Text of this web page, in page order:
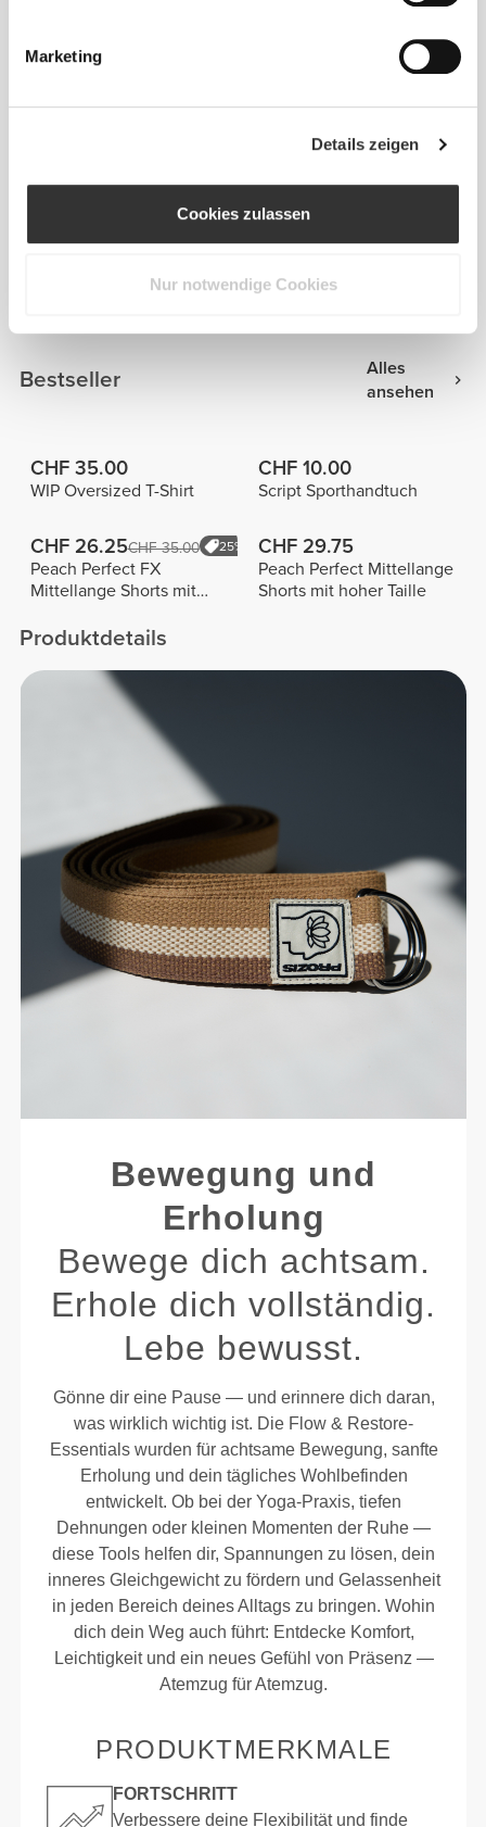
Marketing
Details zeigen
Cookies zulassen
Nur notwendige Cookies
Info und Pflegehinweise
5
Bestseller
Alles
ansehen
CHF 35.00
WIP Oversized T-Shirt
CHF 10.00
Script Sporthandtuch
CHF 26.25CHF 35.00 25%
Peach Perfect FX
Mittellange Shorts mit
CHF 29.75
Peach Perfect Mittellange
Shorts mit hoher Taille
Produktdetails
Bewegung und
Erholung
Bewege dich achtsam.
Erhole dich vollständig.
Lebe bewusst.
Gönne dir eine Pause — und erinnere dich daran,
was wirklich wichtig ist. Die Flow & Restore-
Essentials wurden für achtsame Bewegung, sanfte
Erholung und dein tägliches Wohlbefinden
entwickelt. Ob bei der Yoga-Praxis, tiefen
Dehnungen oder kleinen Momenten der Ruhe —
diese Tools helfen dir, Spannungen zu lösen, dein
inneres Gleichgewicht zu fördern und Gelassenheit
in jeden Bereich deines Alltags zu bringen. Wohin
dich dein Weg auch führt: Entdecke Komfort,
Leichtigkeit und ein neues Gefühl von Präsenz —
Atemzug für Atemzug.
PRODUKTMERKMALE
FORTSCHRITT
Verbessere deine Flexibilität und finde